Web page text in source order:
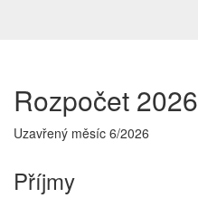
Rozpočet 2026
Uzavřený měsíc 6/2026
Příjmy